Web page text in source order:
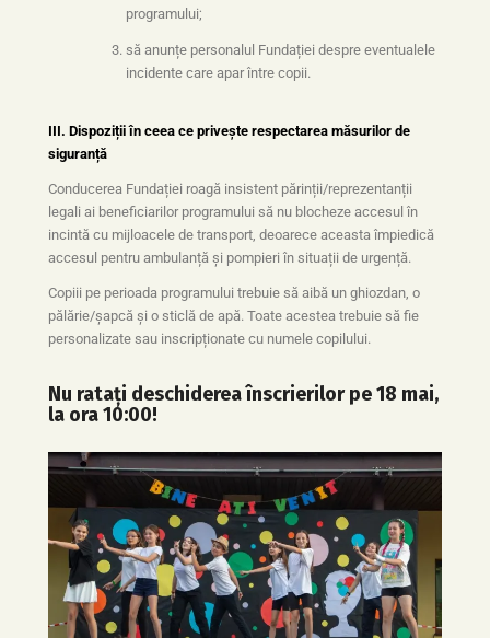
programului;
să anunțe personalul Fundației despre eventualele
incidente care apar între copii.
III. Dispoziții în ceea ce privește respectarea măsurilor de
siguranță
Conducerea Fundației roagă insistent părinții/reprezentanții
legali ai beneficiarilor programului să nu blocheze accesul în
incintă cu mijloacele de transport, deoarece aceasta împiedică
accesul pentru ambulanță și pompieri în situații de urgență.
Copiii pe perioada programului trebuie să aibă un ghiozdan, o
pălărie/șapcă și o sticlă de apă. Toate acestea trebuie să fie
personalizate sau inscripționate cu numele copilului.
Nu ratați deschiderea înscrierilor pe 18 mai,
la ora 10:00!